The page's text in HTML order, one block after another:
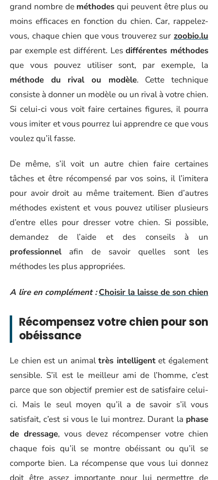
grand nombre de méthodes qui peuvent être plus ou
moins efficaces en fonction du chien. Car, rappelez-
vous, chaque chien que vous trouverez sur zoobio.lu
par exemple est différent. Lesdifférentes méthodes
que vous pouvez utiliser sont, par exemple, la
méthode du rival ou modèle. Cette technique
consiste à donner un modèle ou un rival à votre chien.
Si celui-ci vous voit faire certaines figures, il pourra
vous imiter et vous pourrez lui apprendre ce que vous
voulez qu’il fasse.
De même, s’il voit un autre chien faire certaines
tâches et être récompensé par vos soins, il l’imitera
pour avoir droit au même traitement. Bien d’autres
méthodes existent et vous pouvez utiliser plusieurs
d’entre elles pour dresser votre chien. Si possible,
demandez de l’aide et des conseils à un
professionnelafin de savoir quelles sont les
méthodes les plus appropriées.
A lire en complément : Choisir la laisse de son chien
Récompensez votre chien pour son
obéissance
Le chien est un animaltrès intelligentet également
sensible. S’il est le meilleur ami de l’homme, c’est
parce que son objectif premier est de satisfaire celui-
ci. Mais le seul moyen qu’il a de savoir s’il vous
satisfait, c’est si vous le lui montrez. Durant la phase
de dressage, vous devez récompenser votre chien
chaque fois qu’il se montre obéissant ou qu’il se
comporte bien. La récompense que vous lui donnez